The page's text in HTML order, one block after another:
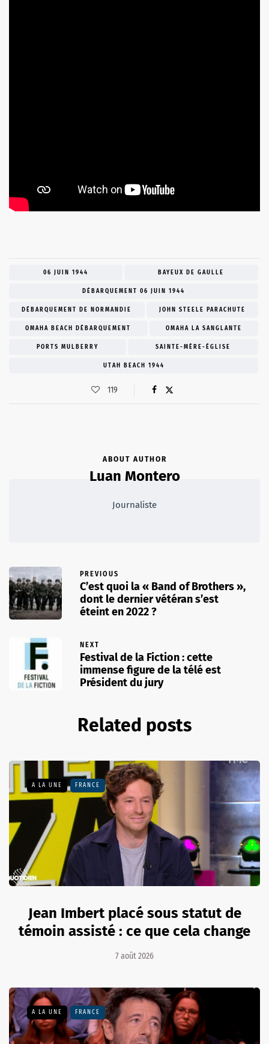
06 JUIN 1944 BAYEUX DE GAULLE
DÉBARQUEMENT 06 JUIN 1944
DÉBARQUEMENT DE NORMANDIE JOHN STEELE PARACHUTE
OMAHA BEACH DÉBARQUEMENT OMAHA LA SANGLANTE
PORTS MULBERRY SAINTE-MÈRE-ÉGLISE
UTAH BEACH 1944
119
ABOUT AUTHOR
Luan Montero
Journaliste
PREVIOUS
C’est quoi la « Band of Brothers »,
dont le dernier vétéran s’est
éteint en 2022 ?
NEXT
Festival de la Fiction : cette
immense figure de la télé est
Président du jury
Related posts
A LA UNE FRANCE
Jean Imbert placé sous statut de
témoin assisté : ce que cela change
7 août 2026
A LA UNE FRANCE